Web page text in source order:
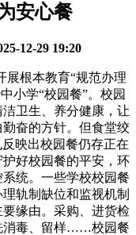
安心餐
12-29 19:20
根本教育“规范办理
小学“校园餐”。校园
卫生、养分健康，让
奋的方针。但食堂绞
映出校园餐仍存正在
好校园餐的平安，环
统。一些学校校园餐
轨制缺位和监视机制
缘由。采购、进货检
消毒、留样……校园餐